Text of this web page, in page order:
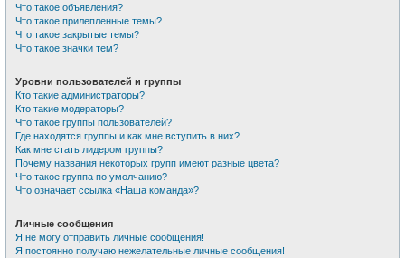
Что такое объявления?
Что такое прилепленные темы?
Что такое закрытые темы?
Что такое значки тем?
Уровни пользователей и группы
Кто такие администраторы?
Кто такие модераторы?
Что такое группы пользователей?
Где находятся группы и как мне вступить в них?
Как мне стать лидером группы?
Почему названия некоторых групп имеют разные цвета?
Что такое группа по умолчанию?
Что означает ссылка «Наша команда»?
Личные сообщения
Я не могу отправить личные сообщения!
Я постоянно получаю нежелательные личные сообщения!